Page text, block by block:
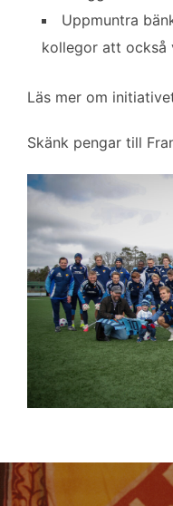
Uppmuntra
kollegor att också
Läs mer om
Skänk pengar till